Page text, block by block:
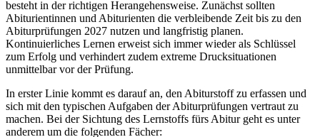
besteht in der richtigen Herangehensweise. Zunächst sollten
Abiturientinnen und Abiturienten die verbleibende Zeit bis zu den
Abiturprüfungen 2027 nutzen und langfristig planen.
Kontinuierliches Lernen erweist sich immer wieder als Schlüssel
zum Erfolg und verhindert zudem extreme Drucksituationen
unmittelbar vor der Prüfung.
In erster Linie kommt es darauf an, den Abiturstoff zu erfassen und
sich mit den typischen Aufgaben der Abiturprüfungen vertraut zu
machen. Bei der Sichtung des Lernstoffs fürs Abitur geht es unter
anderem um die folgenden Fächer: